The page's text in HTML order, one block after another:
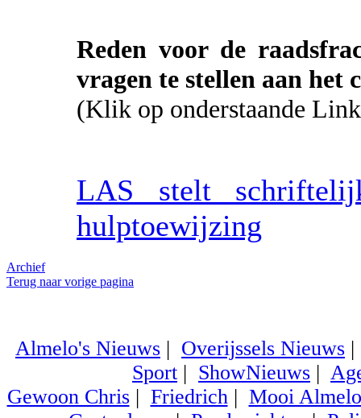
Reden voor de
vragen te stellen aan het
(Klik op onderstaande
LAS stelt
hulptoewijzing
Archief
Terug naar vorige pagina
Almelo's Nieuws | Overijssels Nieuws
Sport | ShowNieuws |
Gewoon Chris| Friedrich| Mooi Almelo